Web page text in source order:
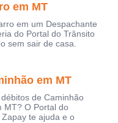
em MT
em um Despachante
do Portal do Trânsito
sem sair de casa.
em MT
de Caminhão
MT? O Portal do
te ajuda e o